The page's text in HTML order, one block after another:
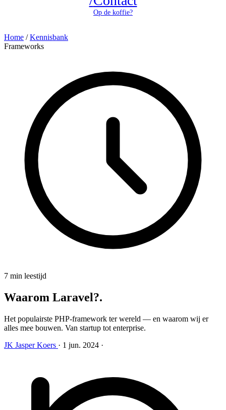
Op de koffie?
Home / Kennisbank
Frameworks
7 min leestijd
Waarom Laravel?.
Het populairste PHP-framework ter wereld — en waarom wij er
alles mee bouwen. Van startup tot enterprise.
JK Jasper Koers · 1 jun. 2024 ·